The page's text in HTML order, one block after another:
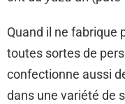
Quand il ne fabrique
toutes sortes de
confectionne aussi
dans une variété de